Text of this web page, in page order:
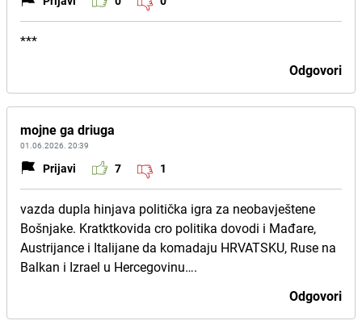
***
Odgovori
mojne ga driuga
01.06.2026. 20:39
Prijavi 7 1
vazda dupla hinjava politička igra za neobavještene
Bošnjake. Kratktkovida cro politika dovodi i Mađare,
Austrijance i Italijane da komadaju HRVATSKU, Ruse na
Balkan i Izrael u Hercegovinu….
Odgovori